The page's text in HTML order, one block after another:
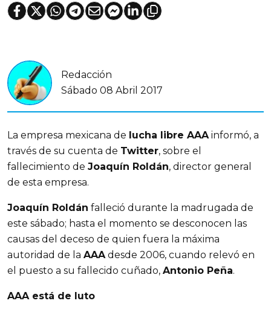
Redacción
Sábado 08 Abril 2017
La empresa mexicana de lucha libre AAAinformó, a
través de su cuenta de Twitter, sobre el
fallecimiento de Joaquín Roldán, director general
de esta empresa.
Joaquín Roldán falleció durante la madrugada de
este sábado; hasta el momento se desconocen las
causas del deceso de quien fuera la máxima
autoridad de la AAAdesde 2006, cuando relevó en
el puesto a su fallecido cuñado, Antonio Peña.
AAA está de luto